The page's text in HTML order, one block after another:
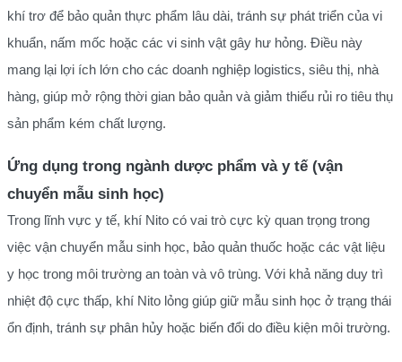
khí trơ để bảo quản thực phẩm lâu dài, tránh sự phát triển của vi
khuẩn, nấm mốc hoặc các vi sinh vật gây hư hỏng. Điều này
mang lại lợi ích lớn cho các doanh nghiệp logistics, siêu thị, nhà
hàng, giúp mở rộng thời gian bảo quản và giảm thiểu rủi ro tiêu thụ
sản phẩm kém chất lượng.
Ứng dụng trong ngành dược phẩm và y tế (vận
chuyển mẫu sinh học)
Trong lĩnh vực y tế, khí Nito có vai trò cực kỳ quan trọng trong
việc vận chuyển mẫu sinh học, bảo quản thuốc hoặc các vật liệu
y học trong môi trường an toàn và vô trùng. Với khả năng duy trì
nhiệt độ cực thấp, khí Nito lỏng giúp giữ mẫu sinh học ở trạng thái
ổn định, tránh sự phân hủy hoặc biến đổi do điều kiện môi trường.